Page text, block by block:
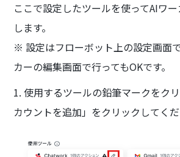
ここで設定したツールを使ってAIワ
します。
※ 設定はフローボット上の設定画面
カーの編集画面で行ってもOKです。
1. 使用するツールの鉛筆マークをク
カウントを追加」をクリックしてくだ